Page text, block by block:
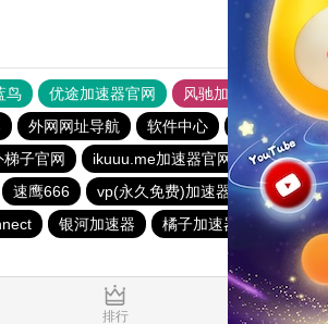
鸟 优途加速器官网 风驰加速器
旋风
外网网址导航 软件中心 银河加速器
梯子官网 ikuuu.me加速器官网 荔枝加速
速鹰666 vp(永久免费)加速器 优云666
银河加速器 橘子加速器 哇哇加
排行